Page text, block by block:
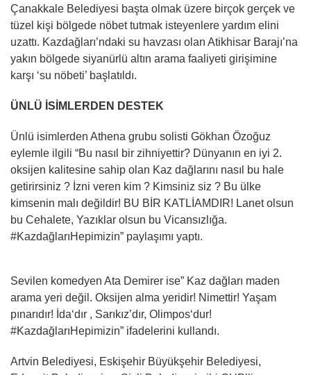
Çanakkale Belediyesi başta olmak üzere birçok gerçek ve
tüzel kişi bölgede nöbet tutmak isteyenlere yardım elini
uzattı. Kazdağları’ndaki su havzası olan Atikhisar Barajı’na
yakın bölgede siyanürlü altın arama faaliyeti girişimine
karşı ‘su nöbeti’ başlatıldı.
ÜNLÜ İSİMLERDEN DESTEK
Ünlü isimlerden Athena grubu solisti Gökhan Özoğuz
eylemle ilgili “Bu nasıl bir zihniyettir? Dünyanın en iyi 2.
oksijen kalitesine sahip olan Kaz dağlarını nasıl bu hale
getirirsiniz ? İzni veren kim ? Kimsiniz siz ? Bu ülke
kimsenin malı değildir! BU BİR KATLİAMDIR! Lanet olsun
bu Cehalete, Yazıklar olsun bu Vicansızlığa.
#KazdağlarıHepimizin” paylaşımı yaptı.
Sevilen komedyen Ata Demirer ise” Kaz dağları maden
arama yeri değil. Oksijen alma yeridir! Nimettir! Yaşam
pınarıdır! İda‘dır , Sarıkız’dır, Olimpos‘dur!
#KazdağlarıHepimizin” ifadelerini kullandı.
Artvin Belediyesi, Eskişehir Büyükşehir Belediyesi,